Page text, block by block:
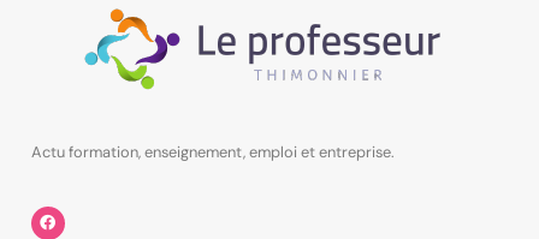
Actu formation, enseignement, emploi et entreprise.